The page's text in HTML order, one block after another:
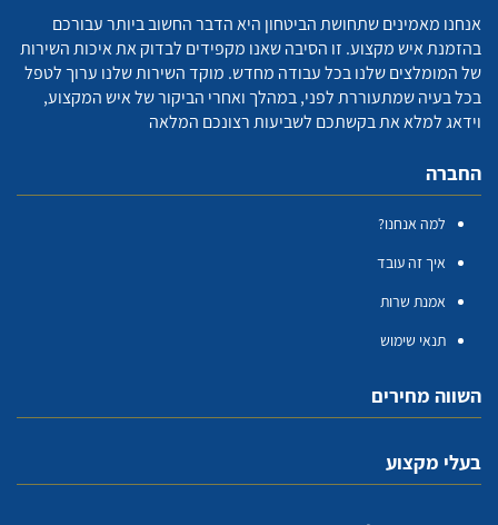
אנחנו מאמינים שתחושת הביטחון היא הדבר החשוב ביותר עבורכם
בהזמנת איש מקצוע. זו הסיבה שאנו מקפידים לבדוק את איכות השירות
של המומלצים שלנו בכל עבודה מחדש. מוקד השירות שלנו ערוך לטפל
בכל בעיה שמתעוררת לפני, במהלך ואחרי הביקור של איש המקצוע,
וידאג למלא את בקשתכם לשביעות רצונכם המלאה
החברה
למה אנחנו?
איך זה עובד
אמנת שרות
תנאי שימוש
השווה מחירים
בעלי מקצוע